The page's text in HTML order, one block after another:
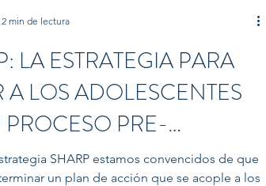
LA ESTRATEGIA PARA
A LOS ADOLESCENTES
PROCESO PRE-
SHARP estamos convencidos de que
un plan de acción que se acople a los
2 min de lectura